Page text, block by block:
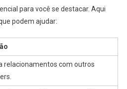
para você se destacar. Aqui
podem ajudar:
relacionamentos com outros